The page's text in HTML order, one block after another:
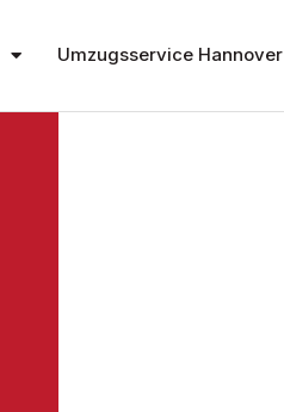
Umzugsservice Hannover